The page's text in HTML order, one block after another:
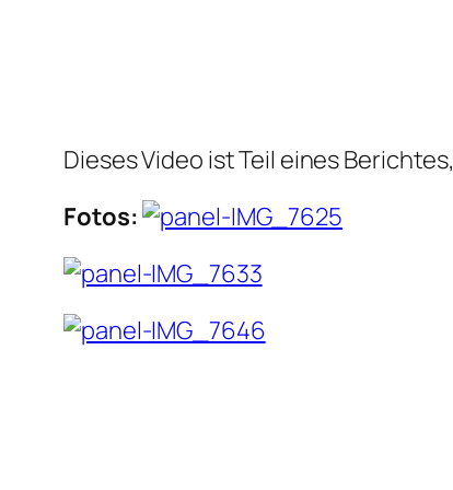
Dieses Video ist Teil eines Berichtes,
Fotos: